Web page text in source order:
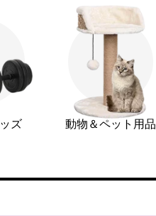
ズ 動物＆ペット用品